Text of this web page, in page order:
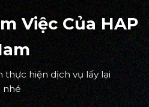
Việc Của HAP
thực hiện dịch vụ lấy lại
nhé